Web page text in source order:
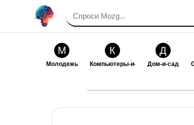
М
Молодежь
К
Компьютеры-и-электроника
Д
Дом-и-сад